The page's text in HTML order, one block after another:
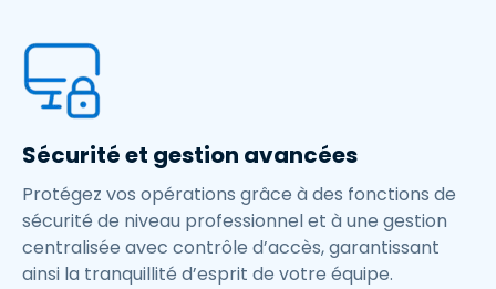
Sécurité et gestion avancées
Protégez vos opérations grâce à des fonctions de
sécurité de niveau professionnel et à une gestion
centralisée avec contrôle d’accès, garantissant
ainsi la tranquillité d’esprit de votre équipe.